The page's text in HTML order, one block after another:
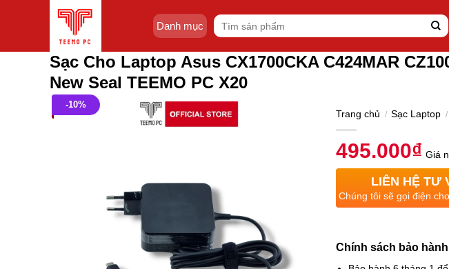
Danh mục
Tìm
kiếm:
Sạc Cho Laptop Asus CX1700CKA C424MAR
New Seal TEEMO PC X20
-10%
Trang chủ / Sạc Laptop /
495.000₫ Giá
LIÊN HỆ TƯ
Chúng tôi sẽ gọi điện
Chính sách bảo